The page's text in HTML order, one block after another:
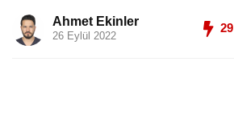
Ahmet Ekinler
26 Eylül 2022
29